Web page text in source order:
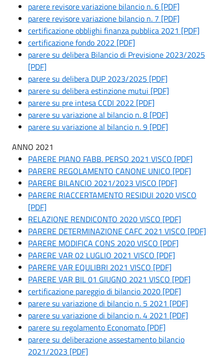
parere revisore variazione bilancio n. 6 [PDF]
parere revisore variazione bilancio n. 7 [PDF]
certificazione obblighi finanza pubblica 2021 [PDF]
certificazione fondo 2022 [PDF]
parere su delibera Bilancio di Previsione 2023/2025
[PDF]
parere su delibera DUP 2023/2025 [PDF]
parere su delibera estinzione mutui [PDF]
parere su pre intesa CCDI 2022 [PDF]
parere su variazione al bilancio n. 8 [PDF]
parere su variazione al bilancio n. 9 [PDF]
ANNO 2021
PARERE PIANO FABB. PERSO 2021 VISCO [PDF]
PARERE REGOLAMENTO CANONE UNICO [PDF]
PARERE BILANCIO 2021/2023 VISCO [PDF]
PARERE RIACCERTAMENTO RESIDUI 2020 VISCO
[PDF]
RELAZIONE RENDICONTO 2020 VISCO [PDF]
PARERE DETERMINAZIONE CAFC 2021 VISCO [PDF]
PARERE MODIFICA CONS 2020 VISCO [PDF]
PARERE VAR 02 LUGLIO 2021 VISCO [PDF]
PARERE VAR EQULIBRI 2021 VISCO [PDF]
PARERE VAR BIL 01 GIUGNO 2021 VISCO [PDF]
certificazione pareggio di bilancio 2020 [PDF]
parere su variazione di bilancio n. 5 2021 [PDF]
parere su variazione di bilancio n. 4 2021 [PDF]
parere su regolamento Economato [PDF]
parere su deliberazione assestamento bilancio
2021/2023 [PDF]